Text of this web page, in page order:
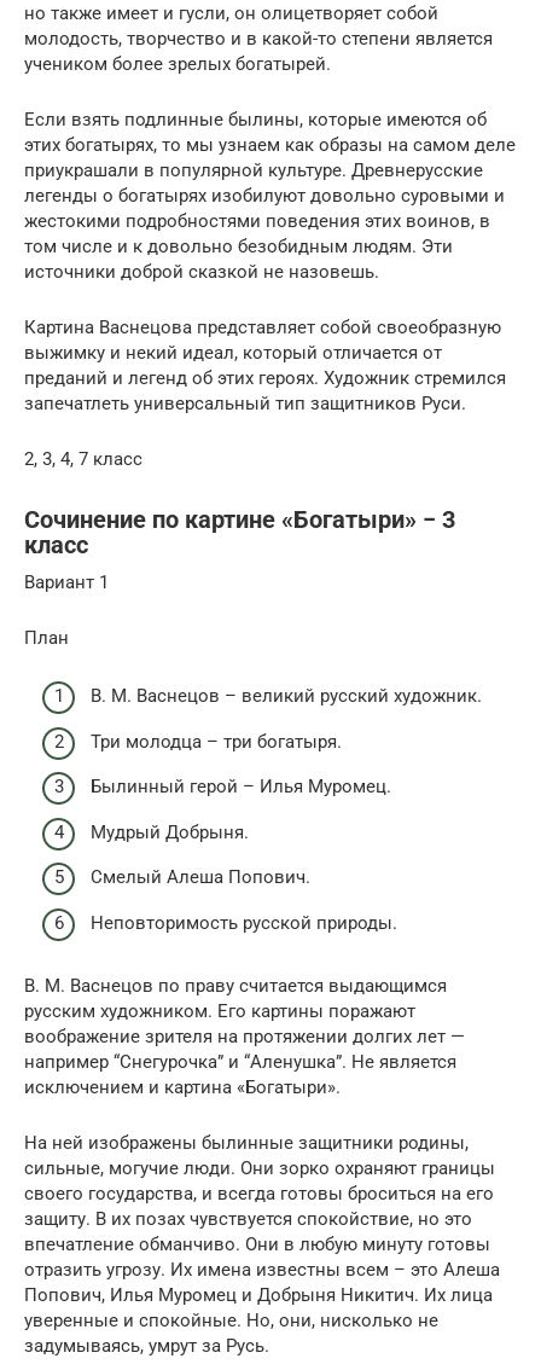
но также имеет и гусли, он олицетворяет собой
молодость, творчество и в какой-то степени является
учеником более зрелых богатырей.
Если взять подлинные былины, которые имеются об
этих богатырях, то мы узнаем как образы на самом деле
приукрашали в популярной культуре. Древнерусские
легенды о богатырях изобилуют довольно суровыми и
жестокими подробностями поведения этих воинов, в
том числе и к довольно безобидным людям. Эти
источники доброй сказкой не назовешь.
Картина Васнецова представляет собой своеобразную
выжимку и некий идеал, который отличается от
преданий и легенд об этих героях. Художник стремился
запечатлеть универсальный тип защитников Руси.
2, 3, 4, 7 класс
Сочинение по картине «Богатыри» − 3
класс
Вариант 1
План
В. М. Васнецов – великий русский художник.
Три молодца – три богатыря.
Былинный герой – Илья Муромец.
Мудрый Добрыня.
Смелый Алеша Попович.
Неповторимость русской природы.
В. М. Васнецов по праву считается выдающимся
русским художником. Его картины поражают
воображение зрителя на протяжении долгих лет —
например “Снегурочка” и “Аленушка”. Не является
исключением и картина «Богатыри».
На ней изображены былинные защитники родины,
сильные, могучие люди. Они зорко охраняют границы
своего государства, и всегда готовы броситься на его
защиту. В их позах чувствуется спокойствие, но это
впечатление обманчиво. Они в любую минуту готовы
отразить угрозу. Их имена известны всем – это Алеша
Попович, Илья Муромец и Добрыня Никитич. Их лица
уверенные и спокойные. Но, они, нисколько не
задумываясь, умрут за Русь.